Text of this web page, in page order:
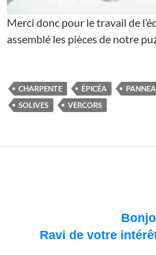
Merci donc pour le travail de
assemblé les pièces de notre
CHARPENTE ÉPICÉA
SOLIVES
VERCORS
Ravi de votre